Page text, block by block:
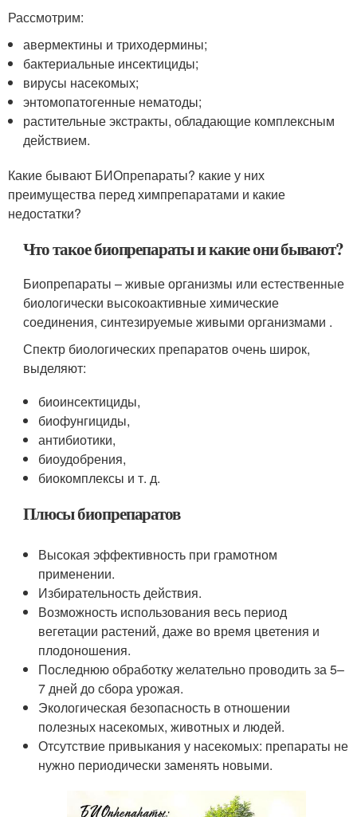
Рассмотрим:
авермектины и триходермины;
бактериальные инсектициды;
вирусы насекомых;
энтомопатогенные нематоды;
растительные экстракты, обладающие комплексным
действием.
Какие бывают БИОпрепараты? какие у них
преимущества перед химпрепаратами и какие
недостатки?
Что такое биопрепараты и какие они бывают?
Биопрепараты – живые организмы или естественные
биологически высокоактивные химические
соединения, синтезируемые живыми организмами .
Спектр биологических препаратов очень широк,
выделяют:
биоинсектициды,
биофунгициды,
антибиотики,
биоудобрения,
биокомплексы и т. д.
Плюсы биопрепаратов
Высокая эффективность при грамотном
применении.
Избирательность действия.
Возможность использования весь период
вегетации растений, даже во время цветения и
плодоношения.
Последнюю обработку желательно проводить за 5–
7 дней до сбора урожая.
Экологическая безопасность в отношении
полезных насекомых, животных и людей.
Отсутствие привыкания у насекомых: препараты не
нужно периодически заменять новыми.